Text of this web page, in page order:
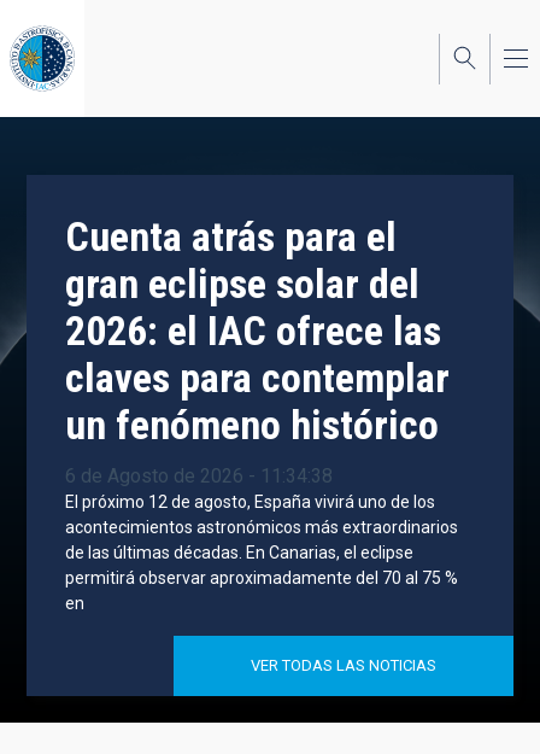
al
contenido
principal
Cuenta atrás para el
gran eclipse solar del
2026: el IAC ofrece las
claves para contemplar
un fenómeno histórico
6 de Agosto de 2026 - 11:34:38
El próximo 12 de agosto, España vivirá uno de los
acontecimientos astronómicos más extraordinarios
de las últimas décadas. En Canarias, el eclipse
permitirá observar aproximadamente del 70 al 75 %
en
VER TODAS LAS NOTICIAS